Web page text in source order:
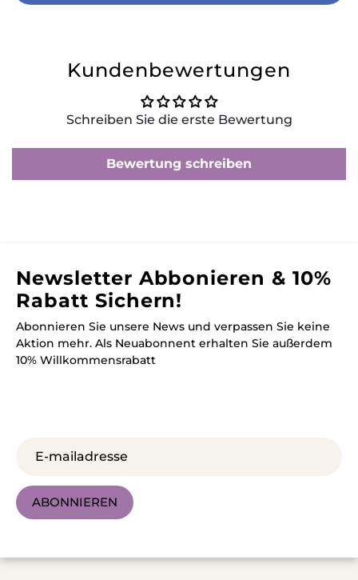
Kundenbewertungen
Schreiben Sie die erste Bewertung
Bewertung schreiben
Newsletter Abbonieren & 10%
Rabatt Sichern!
Abonnieren Sie unsere News und verpassen Sie keine
Aktion mehr. Als Neuabonnent erhalten Sie außerdem
10% Willkommensrabatt
ABONNIEREN